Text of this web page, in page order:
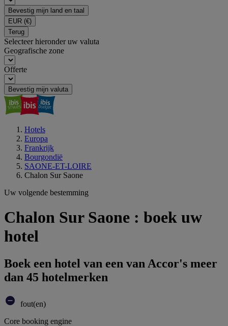
Bevestig mijn land en taal
EUR (€)
Terug
Selecteer hieronder uw valuta
Geografische zone
Offerte
Bevestig mijn valuta
Hotels
Europa
Frankrijk
Bourgondië
SAONE-ET-LOIRE
Chalon Sur Saone
Uw volgende bestemming
Chalon Sur Saone : boek uw
hotel
Boek een hotel van een van Accor's meer
dan 45 hotelmerken
fout(en)
Core booking engine